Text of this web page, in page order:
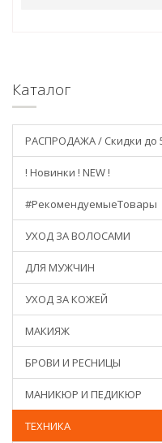
Каталог
РАСПРОДАЖА / Скидки до
! Новинки ! NEW !
#РекомендуемыеТовары
УХОД ЗА ВОЛОСАМИ
ДЛЯ МУЖЧИН
УХОД ЗА КОЖЕЙ
МАКИЯЖ
БРОВИ И РЕСНИЦЫ
МАНИКЮР И ПЕДИКЮР
ТЕХНИКА